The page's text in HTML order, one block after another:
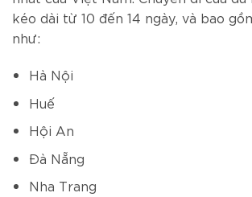
kéo dài từ 10 đến 14 ngày, và bao
như:
Hà Nội
Huế
Hội An
Đà Nẵng
Nha Trang